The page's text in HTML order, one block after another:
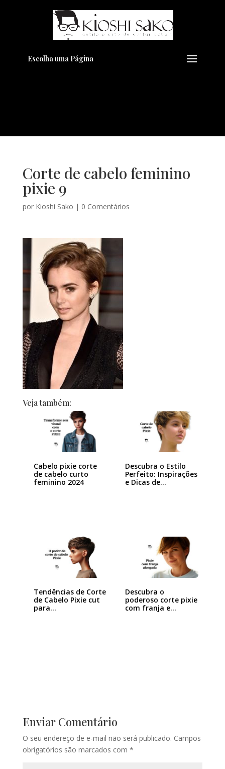
Escolha uma Página
Corte de cabelo feminino
pixie 9
por Kioshi Sako | 0 Comentários
Veja também:
Cabelo pixie corte
de cabelo curto
feminino 2024
Descubra o Estilo
Perfeito: Inspirações
e Dicas de…
Tendências de Corte
de Cabelo Pixie cut
para…
Descubra o
poderoso corte pixie
com franja e
Enviar Comentário
O seu endereço de e-mail não será publicado. Campos
obrigatórios são marcados com *
Pensando em transformar seu
Visual??